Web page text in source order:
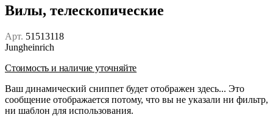
Вилы, телескопические
Арт. 51513118
Jungheinrich
Стоимость и наличие уточняйте
Ваш динамический сниппет будет отображен здесь... Это
сообщение отображается потому, что вы не указали ни фильтр,
ни шаблон для использования.